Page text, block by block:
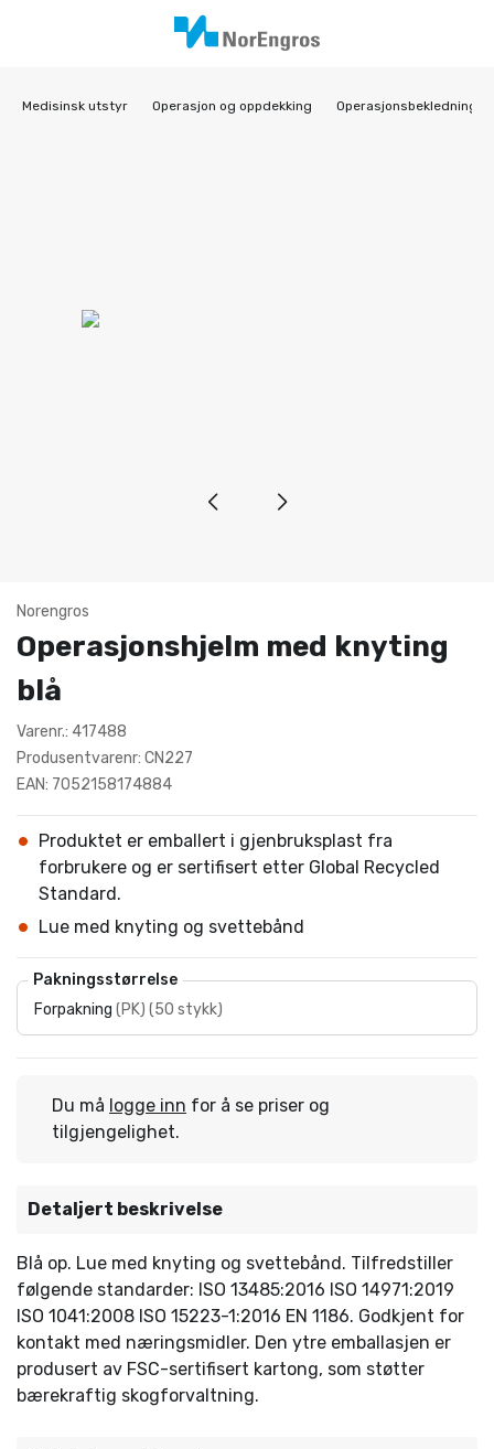
Medisinsk utstyr Operasjon og oppdekking Operasjonsbekledning
Norengros
Operasjonshjelm med knyting
blå
Varenr.: 417488
Produsentvarenr: CN227
EAN: 7052158174884
Produktet er emballert i gjenbruksplast fra
forbrukere og er sertifisert etter Global Recycled
Standard.
Lue med knyting og svettebånd
Pakningsstørrelse
Forpakning (PK) (50 stykk)
Du må logge inn for å se priser og
tilgjengelighet.
Detaljert beskrivelse
Blå op. Lue med knyting og svettebånd. Tilfredstiller
følgende standarder: ISO 13485:2016 ISO 14971:2019
ISO 1041:2008 ISO 15223-1:2016 EN 1186. Godkjent for
kontakt med næringsmidler. Den ytre emballasjen er
produsert av FSC-sertifisert kartong, som støtter
bærekraftig skogforvaltning.